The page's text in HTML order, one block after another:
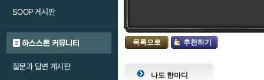
SOOP 게시판
하스스톤 커뮤니티
질문과 답변 게시판
목록으로 추천하기
나도 한마디